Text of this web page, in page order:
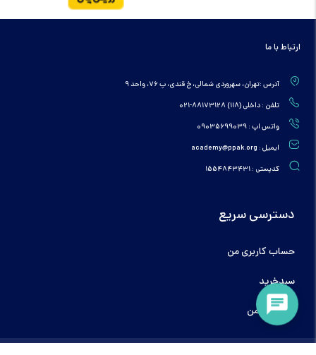
ارتباط با ما
آدرس :تهران، سهروردی شمالی، خ قندی، پ 76، واحد 9
تلفن : داخلی (118) 88173128-021
واتس اپ : 09035699039
ایمیل : academy@ppak.org
کدپستی : 1554843431
دسترسی سریع
حساب کاربری من
سبدخرید
دوره‌های من